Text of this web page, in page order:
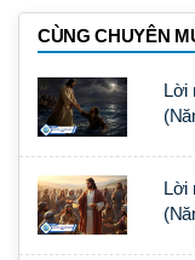
CÙNG CHUYÊN
Lời
Lời